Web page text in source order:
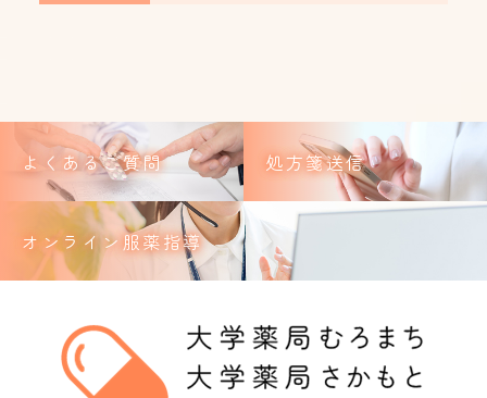
よくあるご質問 処方箋送信
オンライン服薬指導